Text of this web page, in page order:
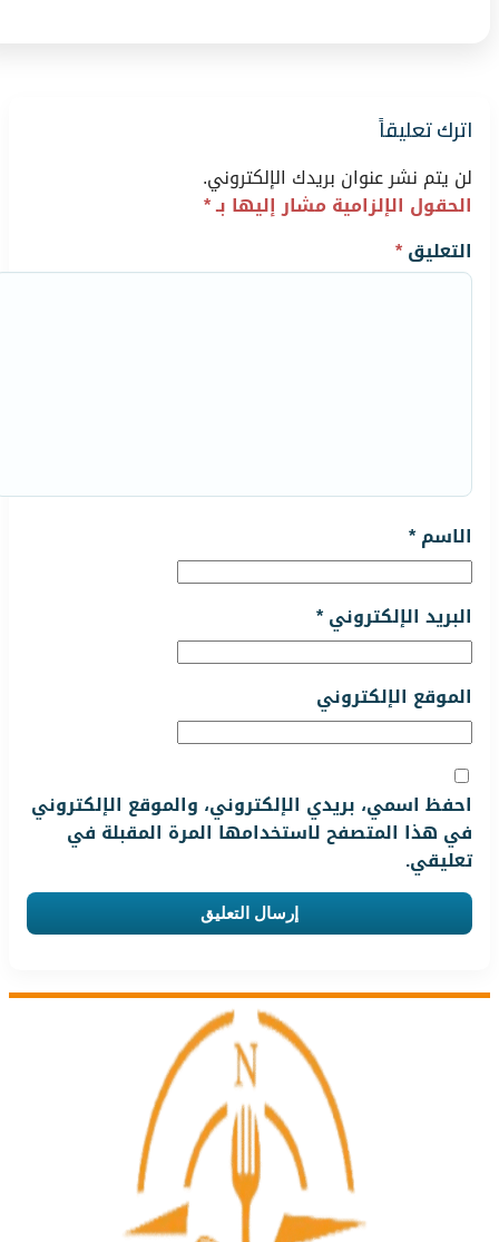
اترك تعليقاً
لن يتم نشر عنوان بريدك الإلكتروني.
الحقول الإلزامية مشار إليها بـ*
التعليق*
الاسم*
البريد الإلكتروني*
الموقع الإلكتروني
احفظ اسمي، بريدي الإلكتروني، والموقع الإلكتروني
في هذا المتصفح لاستخدامها المرة المقبلة في
تعليقي.